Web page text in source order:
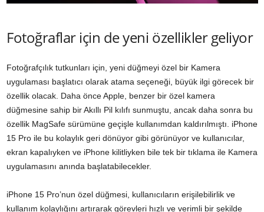
Fotoğraflar için de yeni özellikler geliyor
Fotoğrafçılık tutkunları için, yeni düğmeyi özel bir Kamera
uygulaması başlatıcı olarak atama seçeneği, büyük ilgi görecek bir
özellik olacak. Daha önce Apple, benzer bir özel kamera
düğmesine sahip bir Akıllı Pil kılıfı sunmuştu, ancak daha sonra bu
özellik MagSafe sürümüne geçişle kullanımdan kaldırılmıştı. iPhone
15 Pro ile bu kolaylık geri dönüyor gibi görünüyor ve kullanıcılar,
ekran kapalıyken ve iPhone kilitliyken bile tek bir tıklama ile Kamera
uygulamasını anında başlatabilecekler.
iPhone 15 Pro’nun özel düğmesi, kullanıcıların erişilebilirlik ve
kullanım kolaylığını artırarak görevleri hızlı ve verimli bir şekilde